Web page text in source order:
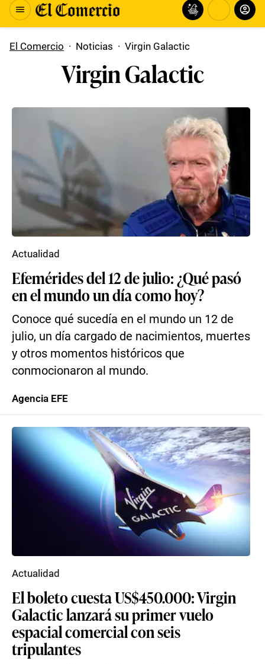
El Comercio · Noticias · Virgin Galactic
Virgin Galactic
Efemérides del 12 de julio: ¿Qué pasó
en el mundo un día como hoy?
Conoce qué sucedía en el mundo un 12 de
julio, un día cargado de nacimientos, muertes
y otros momentos históricos que
conmocionaron al mundo.
Actualidad
Agencia EFE
El boleto cuesta US$450.000: Virgin
Galactic lanzará su primer vuelo
espacial comercial con seis
tripulantes
Actualidad